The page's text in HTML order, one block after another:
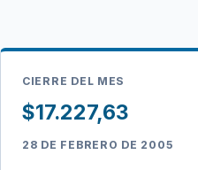
CIERRE DEL MES
$17.227,63
28 DE FEBRERO DE 2005